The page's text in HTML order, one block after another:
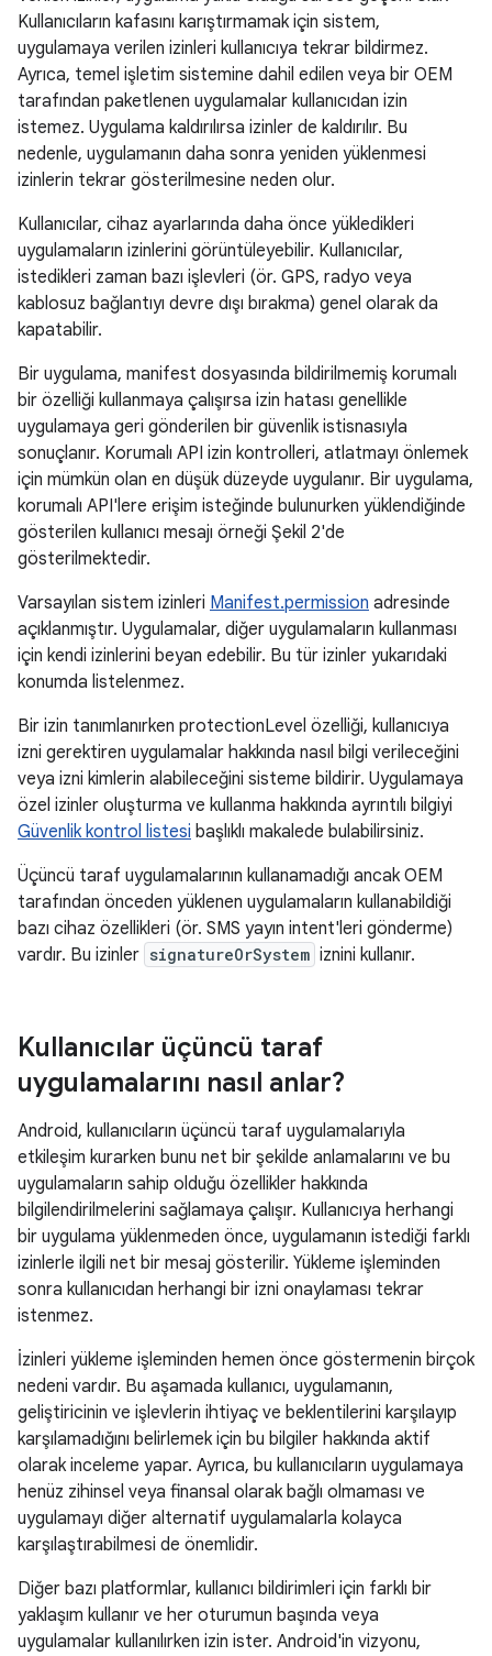
Kullanıcıların kafasını karıştırmamak için sistem,
uygulamaya verilen izinleri kullanıcıya tekrar bildirmez.
Ayrıca, temel işletim sistemine dahil edilen veya bir OEM
tarafından paketlenen uygulamalar kullanıcıdan izin
istemez. Uygulama kaldırılırsa izinler de kaldırılır. Bu
nedenle, uygulamanın daha sonra yeniden yüklenmesi
izinlerin tekrar gösterilmesine neden olur.
Kullanıcılar, cihaz ayarlarında daha önce yükledikleri
uygulamaların izinlerini görüntüleyebilir. Kullanıcılar,
istedikleri zaman bazı işlevleri (ör. GPS, radyo veya
kablosuz bağlantıyı devre dışı bırakma) genel olarak da
kapatabilir.
Bir uygulama, manifest dosyasında bildirilmemiş korumalı
bir özelliği kullanmaya çalışırsa izin hatası genellikle
uygulamaya geri gönderilen bir güvenlik istisnasıyla
sonuçlanır. Korumalı API izin kontrolleri, atlatmayı önlemek
için mümkün olan en düşük düzeyde uygulanır. Bir uygulama,
korumalı API'lere erişim isteğinde bulunurken yüklendiğinde
gösterilen kullanıcı mesajı örneği Şekil 2'de
gösterilmektedir.
Varsayılan sistem izinleri Manifest.permission adresinde
açıklanmıştır. Uygulamalar, diğer uygulamaların kullanması
için kendi izinlerini beyan edebilir. Bu tür izinler yukarıdaki
konumda listelenmez.
Bir izin tanımlanırken protectionLevel özelliği, kullanıcıya
izni gerektiren uygulamalar hakkında nasıl bilgi verileceğini
veya izni kimlerin alabileceğini sisteme bildirir. Uygulamaya
özel izinler oluşturma ve kullanma hakkında ayrıntılı bilgiyi
Güvenlik kontrol listesi başlıklı makalede bulabilirsiniz.
Üçüncü taraf uygulamalarının kullanamadığı ancak OEM
tarafından önceden yüklenen uygulamaların kullanabildiği
bazı cihaz özellikleri (ör. SMS yayın intent'leri gönderme)
vardır. Bu izinler signatureOrSystem iznini kullanır.
Kullanıcılar üçüncü taraf
uygulamalarını nasıl anlar?
Android, kullanıcıların üçüncü taraf uygulamalarıyla
etkileşim kurarken bunu net bir şekilde anlamalarını ve bu
uygulamaların sahip olduğu özellikler hakkında
bilgilendirilmelerini sağlamaya çalışır. Kullanıcıya herhangi
bir uygulama yüklenmeden önce, uygulamanın istediği farklı
izinlerle ilgili net bir mesaj gösterilir. Yükleme işleminden
sonra kullanıcıdan herhangi bir izni onaylaması tekrar
istenmez.
İzinleri yükleme işleminden hemen önce göstermenin birçok
nedeni vardır. Bu aşamada kullanıcı, uygulamanın,
geliştiricinin ve işlevlerin ihtiyaç ve beklentilerini karşılayıp
karşılamadığını belirlemek için bu bilgiler hakkında aktif
olarak inceleme yapar. Ayrıca, bu kullanıcıların uygulamaya
henüz zihinsel veya finansal olarak bağlı olmaması ve
uygulamayı diğer alternatif uygulamalarla kolayca
karşılaştırabilmesi de önemlidir.
Diğer bazı platformlar, kullanıcı bildirimleri için farklı bir
yaklaşım kullanır ve her oturumun başında veya
uygulamalar kullanılırken izin ister. Android'in vizyonu,